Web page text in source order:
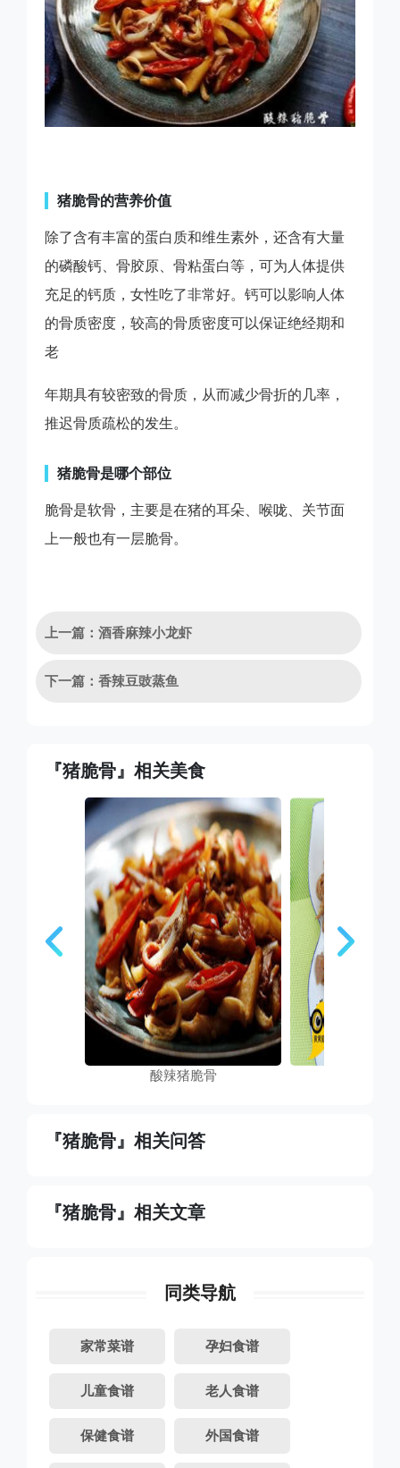
猪脆骨的营养价值
除了含有丰富的蛋白质和维生素外，还含有大量
的磷酸钙、骨胶原、骨粘蛋白等，可为人体提供
充足的钙质，女性吃了非常好。钙可以影响人体
的骨质密度，较高的骨质密度可以保证绝经期和
老
年期具有较密致的骨质，从而减少骨折的几率，
推迟骨质疏松的发生。
猪脆骨是哪个部位
脆骨是软骨，主要是在猪的耳朵、喉咙、关节面
上一般也有一层脆骨。
上一篇：酒香麻辣小龙虾
下一篇：香辣豆豉蒸鱼
『猪脆骨』相关美食
酸辣猪脆骨
『猪脆骨』相关问答
『猪脆骨』相关文章
同类导航
家常菜谱 孕妇食谱
儿童食谱 老人食谱
保健食谱 外国食谱